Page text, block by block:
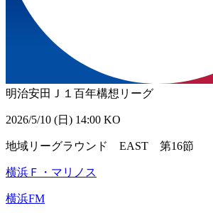
明治安田Ｊ１百年構想リーグ
2026/5/10 (日) 14:00 KO
地域リーグラウンド EAST 第16節
横浜Ｆ・マリノス
横浜FM